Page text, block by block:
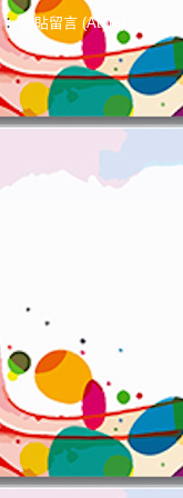
： 張貼留言 (Atom)